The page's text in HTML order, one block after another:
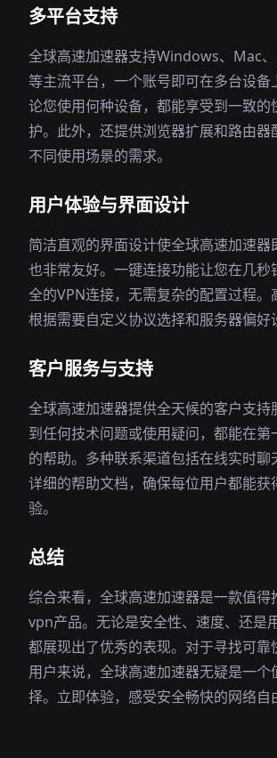
多平台支持
全球高速加速器支持Windows、Mac
等主流平台，一个账号即可在多台设备
论您使用何种设备，都能享受到一致的
护。此外，还提供浏览器扩展和路由器
不同使用场景的需求。
用户体验与界面设计
简洁直观的界面设计使全球高速加速器
也非常友好。一键连接功能让您在几秒
全的VPN连接，无需复杂的配置过程。
根据需要自定义协议选择和服务器偏好
客户服务与支持
全球高速加速器提供全天候的客户支持
到任何技术问题或使用疑问，都能在第
的帮助。多种联系渠道包括在线实时聊
详细的帮助文档，确保每位用户都能获
验。
总结
综合来看，全球高速加速器是一款值得
vpn产品。无论是安全性、速度、还是
都展现出了优秀的表现。对于寻找可靠
用户来说，全球高速加速器无疑是一个
择。立即体验，感受安全畅快的网络自